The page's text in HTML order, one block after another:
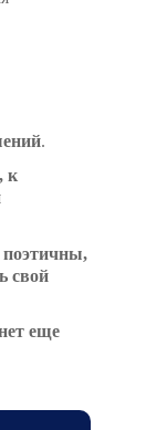
.
к
поэтичны,
свой
еще